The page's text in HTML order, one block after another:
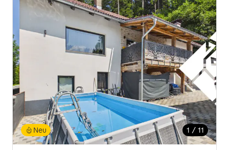
1 / 11
Neu